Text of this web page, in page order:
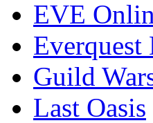
EVE
Everquest
Guild
Last Oasis